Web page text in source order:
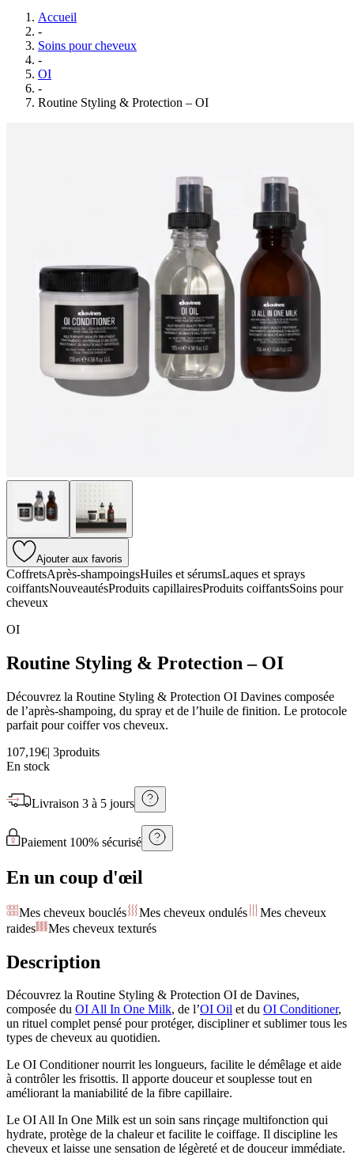
Accueil
-
Soins pour cheveux
-
OI
-
Routine Styling & Protection – OI
Ajouter aux favoris
CoffretsAprès-shampoingsHuiles et sérumsLaques et sprays
coiffantsNouveautésProduits capillairesProduits coiffantsSoins pour
cheveux
OI
Routine Styling & Protection – OI
Découvrez la Routine Styling & Protection OI Davines composée
de l’après-shampoing, du spray et de l’huile de finition. Le protocole
parfait pour coiffer vos cheveux.
107,19€| 3produits
En stock
Livraison 3 à 5 jours
Paiement 100% sécurisé
En un coup d'œil
Mes cheveux bouclés Mes cheveux ondulés
Mes cheveux
raides
Mes cheveux texturés
Description
Découvrez la Routine Styling & Protection OI de Davines,
composée du OI All In One Milk, de l’OI Oil et du OI Conditioner,
un rituel complet pensé pour protéger, discipliner et sublimer tous les
types de cheveux au quotidien.
Le OI Conditioner nourrit les longueurs, facilite le démêlage et aide
à contrôler les frisottis. Il apporte douceur et souplesse tout en
améliorant la maniabilité de la fibre capillaire.
Le OI All In One Milk est un soin sans rinçage multifonction qui
hydrate, protège de la chaleur et facilite le coiffage. Il discipline les
cheveux et laisse une sensation de légèreté et de douceur immédiate.